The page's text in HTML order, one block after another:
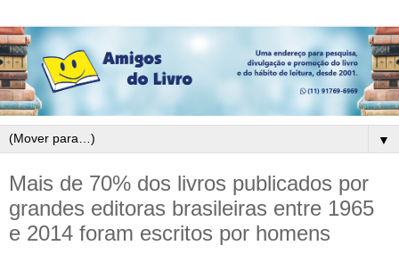
▼
Mais de 70% dos livros publicados por
grandes editoras brasileiras entre 1965
e 2014 foram escritos por homens